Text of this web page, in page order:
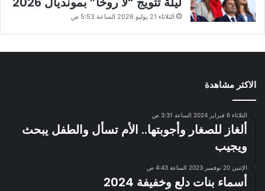
الثلاثاء 21 يوليو 2026 الساعة 5:53 ص
الاكثر مشاهدة
الثلاثاء 6 فبراير 2024 الساعة 3:31 ص
ألغاز للصغار وأجوبتها.. الأم تسأل والطفل يبحث
ويجيب
الإثنين 20 نوفمبر 2023 الساعة 4:43 ص
أسماء بنات دلع وخفيفة 2024